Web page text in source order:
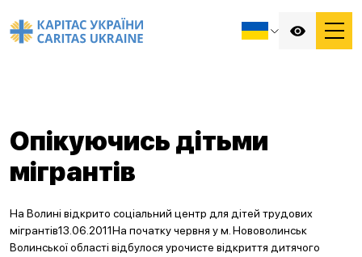
Опікуючись дітьми
мігрантів
На Волині відкрито соціальний центр для дітей трудових
мігрантів13.06.2011На початку червня у м. Нововолинськ
Волинської області відбулося урочисте відкриття дитячого